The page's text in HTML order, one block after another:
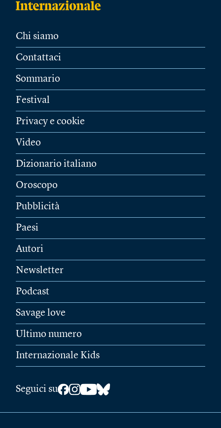
Chi siamo
Contattaci
Sommario
Festival
Privacy e cookie
Video
Dizionario italiano
Oroscopo
Pubblicità
Paesi
Autori
Newsletter
Podcast
Savage love
Ultimo numero
Internazionale Kids
Seguici su